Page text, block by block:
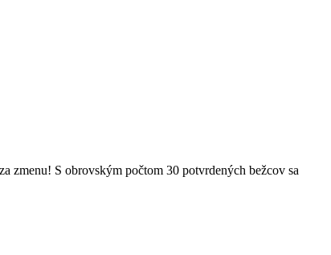
zmenu! S obrovským počtom 30 potvrdených bežcov sa